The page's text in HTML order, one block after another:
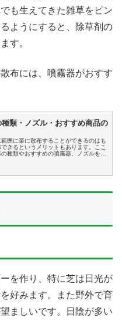
も生えてきた雑草をピン
ようにすると、除草剤の
す。
布には、噴霧器がおすす
種類・ノズル・おすすめ商品の
囲に楽に散布することができるのはも
きるというメリットもあります。ここ
種類やおすすめの噴霧器、ノズルを解
を作り、特に芝は日光が
好みます。また野外で育
ましいです。日陰が多い